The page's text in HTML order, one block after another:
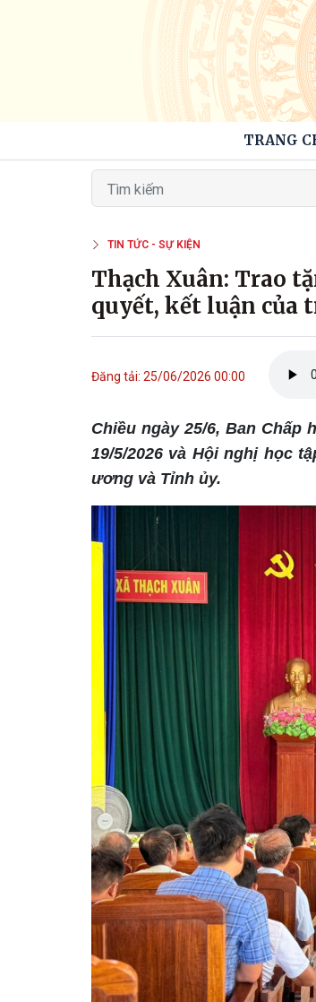
TRANG
TIN TỨC - SỰ KIỆN
Thạch Xuân: Trao
quyết, kết luận của
Đăng tải: 25/06/2026 00:00
Chiều ngày 25/6, Ban
19/5/2026 và Hội nghị học
ương và Tỉnh ủy.